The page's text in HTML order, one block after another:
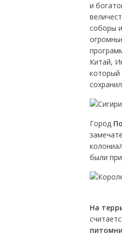
и
соборы
Китай,
который
Город
были
На